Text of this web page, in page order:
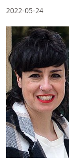
2022-05-24